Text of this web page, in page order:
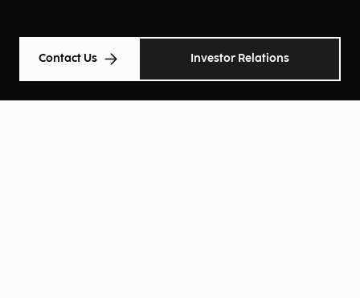
Contact Us Investor Relations